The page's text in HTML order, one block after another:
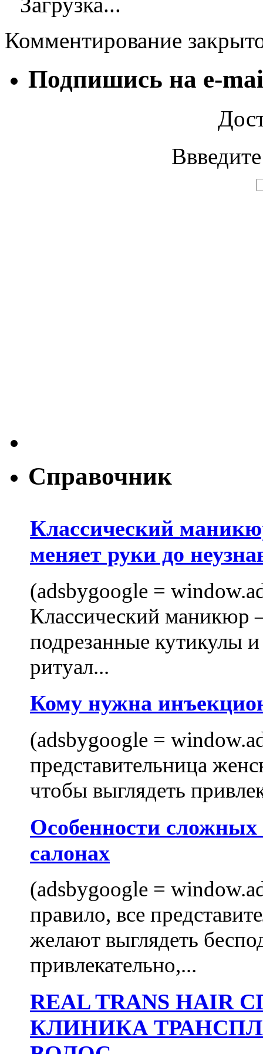
Комментирование
Подпишись на e-
Справочник
Классический
меняет руки до
(adsbygoogle =
Классический маникюр
подрезанные кутикулы
ритуал...
Кому нужна
(adsbygoogle =
представительница
чтобы выглядеть
Особенности
салонах
(adsbygoogle =
правило, все
желают выглядеть
привлекательно,...
REAL TRANS
КЛИНИКА